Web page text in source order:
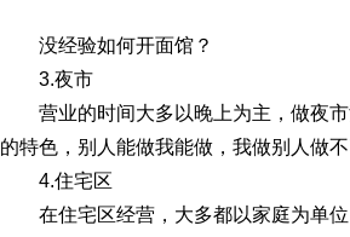
没经验如何开面馆？
3.夜市
营业的时间大多以晚上为主，做夜
的特色，别人能做我能做，我做别人做不
4.住宅区
在住宅区经营，大多都以家庭为单